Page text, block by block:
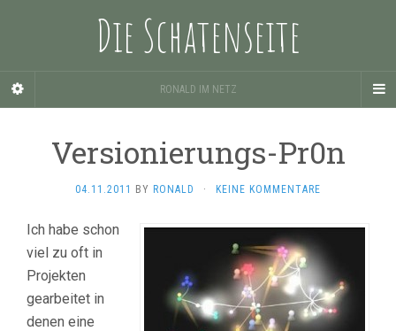
Die Schatenseite
RONALD IM NETZ
Versionierungs-Pr0n
04.11.2011 BY RONALD · KEINE KOMMENTARE
Ich habe schon
viel zu oft in
Projekten
gearbeitet in
denen eine